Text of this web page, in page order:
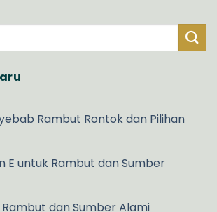
Rambut Rontok dan Pilihan
E untuk Rambut dan Sumber
dan Sumber Alami